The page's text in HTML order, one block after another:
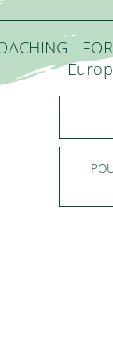
-